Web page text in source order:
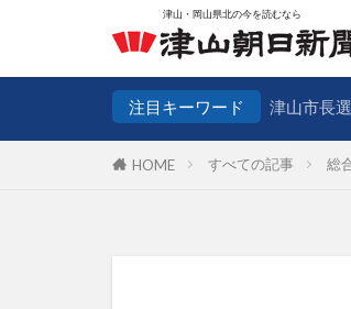
注目キーワード 津山市長
HOME すべての記事 総